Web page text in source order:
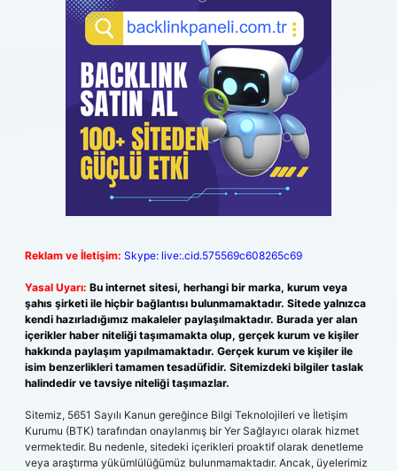
Reklam ve İletişim: Skype: live:.cid.575569c608265c69
Yasal Uyarı: Bu internet sitesi, herhangi bir marka, kurum veya
şahıs şirketi ile hiçbir bağlantısı bulunmamaktadır. Sitede yalnızca
kendi hazırladığımız makaleler paylaşılmaktadır. Burada yer alan
içerikler haber niteliği taşımamakta olup, gerçek kurum ve kişiler
hakkında paylaşım yapılmamaktadır. Gerçek kurum ve kişiler ile
isim benzerlikleri tamamen tesadüfidir. Sitemizdeki bilgiler taslak
halindedir ve tavsiye niteliği taşımazlar.
Sitemiz, 5651 Sayılı Kanun gereğince Bilgi Teknolojileri ve İletişim
Kurumu (BTK) tarafından onaylanmış bir Yer Sağlayıcı olarak hizmet
vermektedir. Bu nedenle, sitedeki içerikleri proaktif olarak denetleme
veya araştırma yükümlülüğümüz bulunmamaktadır. Ancak, üyelerimiz